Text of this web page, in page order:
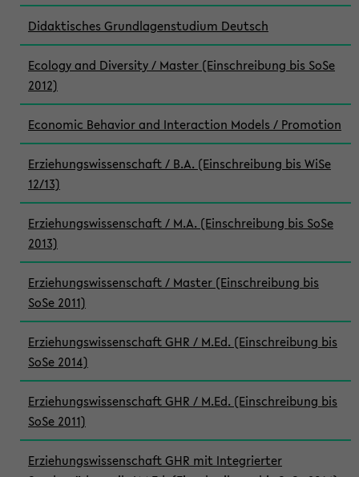
Didaktisches Grundlagenstudium Deutsch
Ecology and Diversity / Master (Einschreibung bis SoSe
2012)
Economic Behavior and Interaction Models / Promotion
Erziehungswissenschaft / B.A. (Einschreibung bis WiSe
12/13)
Erziehungswissenschaft / M.A. (Einschreibung bis SoSe
2013)
Erziehungswissenschaft / Master (Einschreibung bis
SoSe 2011)
Erziehungswissenschaft GHR / M.Ed. (Einschreibung bis
SoSe 2014)
Erziehungswissenschaft GHR / M.Ed. (Einschreibung bis
SoSe 2011)
Erziehungswissenschaft GHR mit Integrierter